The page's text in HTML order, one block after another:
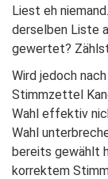
Liest eh
derselben Liste
gewertet?
Wird jedoch
Stimmzettel
Wahl effektiv
Wahl
bereits gewählt
korrektem